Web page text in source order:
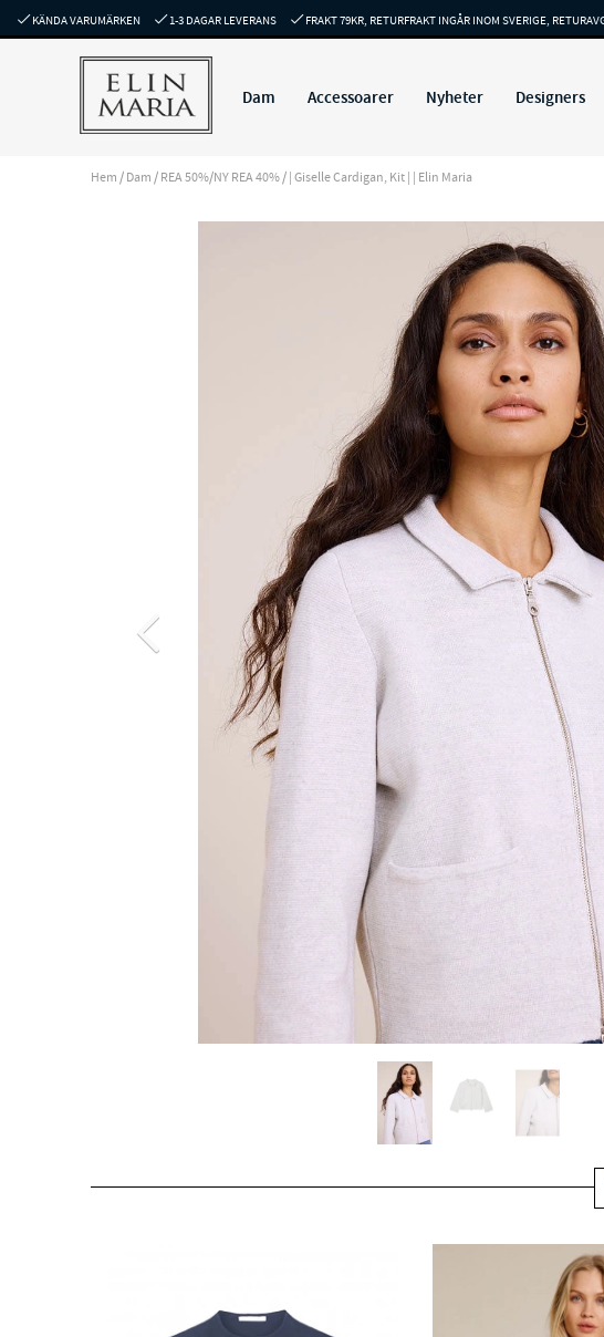
KÄNDA VARUMÄRKEN 1-3 DAGAR LEVERANS FRAKT 79KR, RETURFRAKT INGÅR INOM SVERIGE,
Dam Accessoarer Nyheter Designers
Hem /Dam /REA 50%/NY REA 40%/| Giselle Cardigan, Kit | | Elin Maria